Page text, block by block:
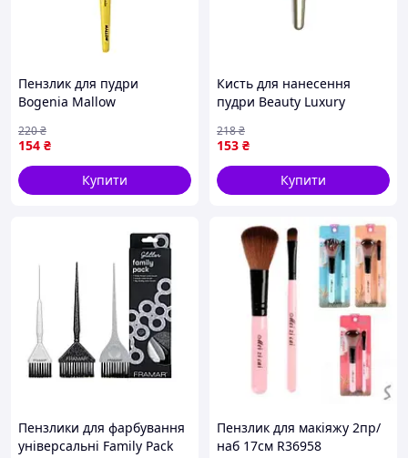
Пензлик для пудри
Bogenia Mallow
154 ₴
220₴
Купити
Кисть для нанесення
пудри Beauty Luxury
153 ₴
218₴
Купити
Пензлики для фарбування
універсальні Family Pack
Пензлик для макіяжу 2пр/
наб 17см R36958